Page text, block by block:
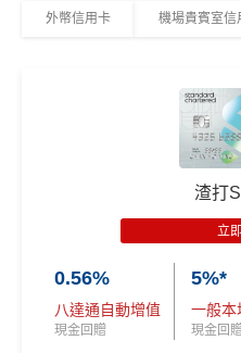
外幣信用卡 機場貴賓室信
渣打
立
0.56%
八達通自動增值
現金回贈
5%*
一般本
現金回贈